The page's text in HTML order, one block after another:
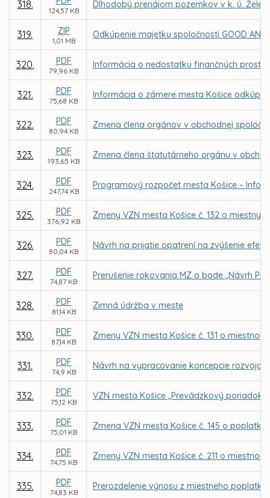
318.
124,57 KB
Dlhodobý prenájom pozemkov v k. ú.
319. ZIP
1,01 MB
Odkúpenie majetku spoločnosti GOOD
320. PDF
79,96 KB
Informácia o nedostatku finančných
321. PDF
75,68 KB
Informácia o zámere mesta Košice odkúpiť
322. PDF
80,94 KB
Zmena člena orgánov v obchodnej
323. PDF
193,65 KB
Zmena člena štatutárneho orgánu v
324. PDF
247,74 KB
Programový rozpočet mesta Košice –
325. PDF
376,92 KB
Zmeny VZN mesta Košice č. 132 o
326. PDF
80,04 KB
Návrh na prijatie opatrení na zvýšenie
327. PDF
74,87 KB
Prerušenie rokovania MZ o bode „Návrh
328. PDF
81,14 KB
Zimná údržba v meste
330. PDF
87,14 KB
Zmeny VZN mesta Košice č. 131 o
331. PDF
74,9 KB
Návrh na vypracovanie koncepcie rozvoja
332. PDF
75,12 KB
VZN mesta Košice „Prevádzkový poriadok
333. PDF
75,01 KB
Zmena VZN mesta Košice č. 145 o
334. PDF
74,75 KB
Zmeny VZN mesta Košice č. 211 o
335. PDF
74,83 KB
Prerozdelenie výnosu z miestneho